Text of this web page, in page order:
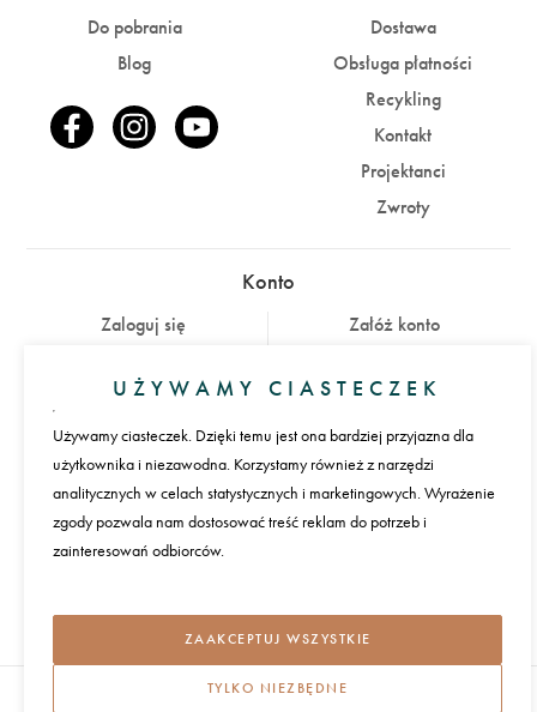
Do pobrania
Blog
Dostawa
Obsługa płatności
Recykling
Kontakt
Projektanci
Zwroty
Konto
Zaloguj się Załóż konto
Płatności
Język
REGULAMIN I POLITYKA PRYWATNOŚCI
DOMOTIO 2026
UŻYWAMY CIASTECZEK
Używamy ciasteczek. Dzięki temu jest ona bardziej przyjazna dla
użytkownika i niezawodna. Korzystamy również z narzędzi
analitycznych w celach statystycznych i marketingowych. Wyrażenie
zgody pozwala nam dostosować treść reklam do potrzeb i
zainteresowań odbiorców.
ZAAKCEPTUJ WSZYSTKIE
TYLKO NIEZBĘDNE